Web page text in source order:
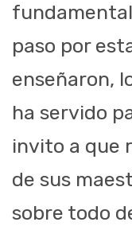
paso por
enseñaron,
ha servido
invito a que
de sus
sobre todo